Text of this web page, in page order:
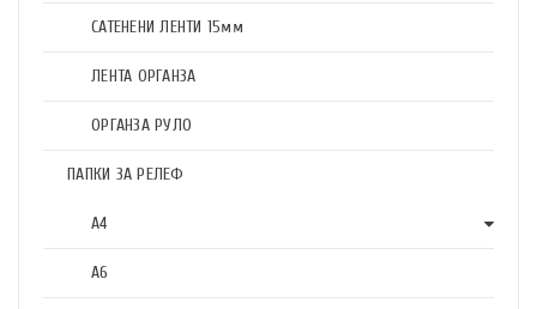
САТЕНЕНИ ЛЕНТИ 15мм
ЛЕНТА ОРГАНЗА
ОРГАНЗА РУЛО
ПАПКИ ЗА РЕЛЕФ
А4
А6